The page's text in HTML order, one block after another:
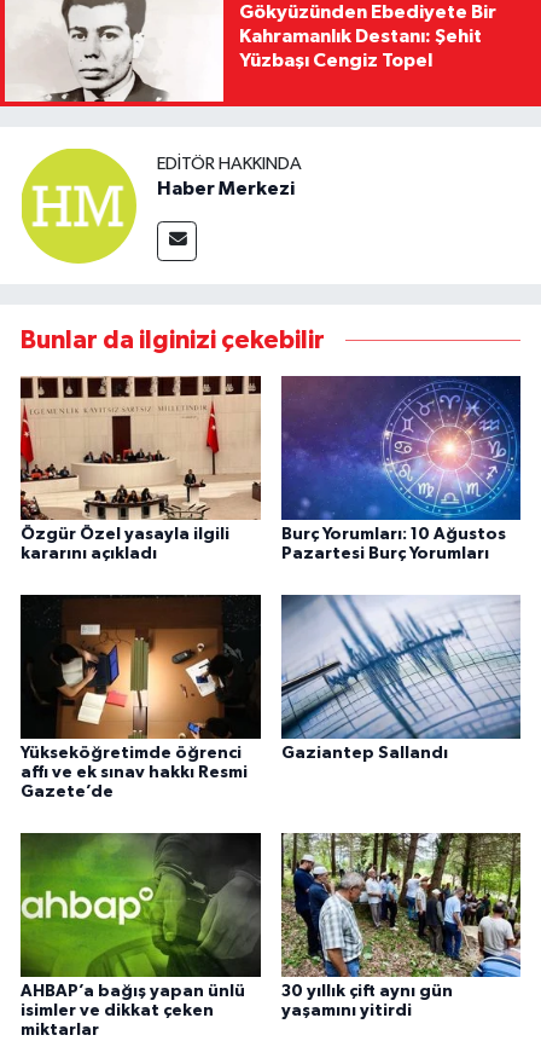
Gökyüzünden Ebediyete Bir
Kahramanlık Destanı: Şehit
Yüzbaşı Cengiz Topel
EDITÖR HAKKINDA
Haber Merkezi
Bunlar da ilginizi çekebilir
Özgür Özel yasayla ilgili
kararını açıkladı
Burç Yorumları: 10 Ağustos
Pazartesi Burç Yorumları
Yükseköğretimde öğrenci
affı ve ek sınav hakkı Resmi
Gazete’de
Gaziantep Sallandı
AHBAP’a bağış yapan ünlü
isimler ve dikkat çeken
miktarlar
30 yıllık çift aynı gün
yaşamını yitirdi